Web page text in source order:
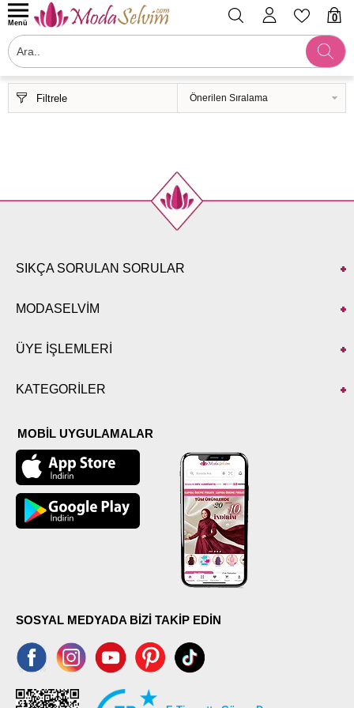
0
Menü
Filtrele
SIKÇA SORULAN SORULAR
MODASELVİM
ÜYE İŞLEMLERİ
KATEGORİLER
MOBİL UYGULAMALAR
SOSYAL MEDYADA BİZİ TAKİP EDİN